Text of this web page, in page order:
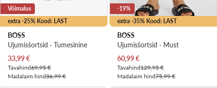
extra -25% Kood: LAST
Võimalus
BOSS
Ujumisšortsid · Tumesinine
Praegune hind
33,99€
Tavahind69,95 €
Madalaim hind36,99 €
extra -35% Kood: LAST
-19%
BOSS
Ujumisšortsid · Must
Praegune hind
60,99€
Tavahind129,95 €
Madalaim hind75,99 €